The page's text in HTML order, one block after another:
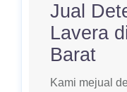
Jual
Lavera
Barat
Kami mejual